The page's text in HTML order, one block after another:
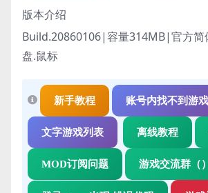
版本介绍
Build.20860106|容量314MB|官方
盘.鼠标
新手教程 账号内找不到游戏
文字游戏列表 离线教程
MOD订阅问题 游戏交流群（